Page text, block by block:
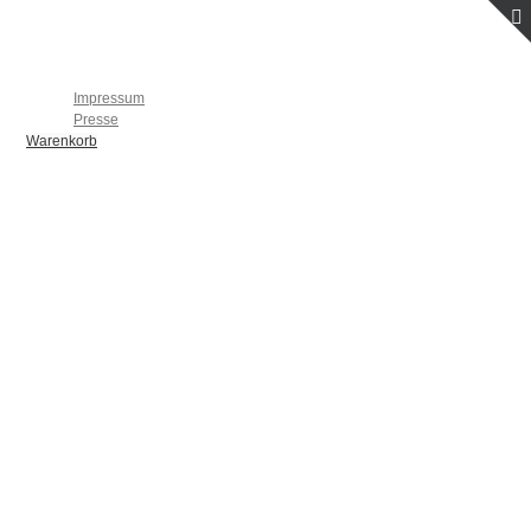
Impressum
Presse
Warenkorb